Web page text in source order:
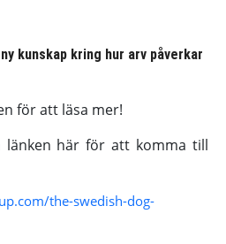
kunskap kring hur arv påverkar
för att läsa mer!
länken här för att komma till
the-swedish-dog-